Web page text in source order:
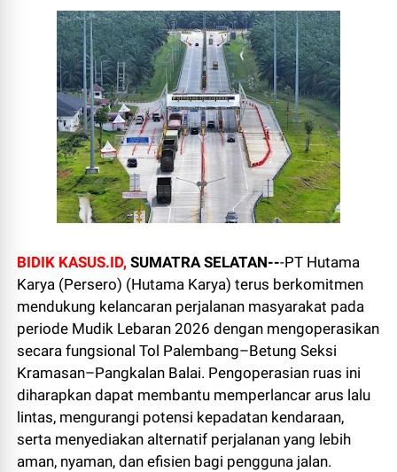
BIDIK KASUS.ID, SUMATRA SELATAN---PT Hutama
Karya (Persero) (Hutama Karya) terus berkomitmen
mendukung kelancaran perjalanan masyarakat pada
periode Mudik Lebaran 2026 dengan mengoperasikan
secara fungsional Tol Palembang–Betung Seksi
Kramasan–Pangkalan Balai. Pengoperasian ruas ini
diharapkan dapat membantu memperlancar arus lalu
lintas, mengurangi potensi kepadatan kendaraan,
serta menyediakan alternatif perjalanan yang lebih
aman, nyaman, dan efisien bagi pengguna jalan.